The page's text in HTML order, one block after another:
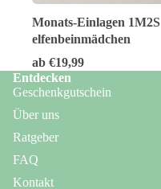
Monats-Einlagen 1M2S
elfenbeinmädchen
ab €19,99
Entdecken
Geschenkgutschein
Über uns
Ratgeber
FAQ
Kontakt